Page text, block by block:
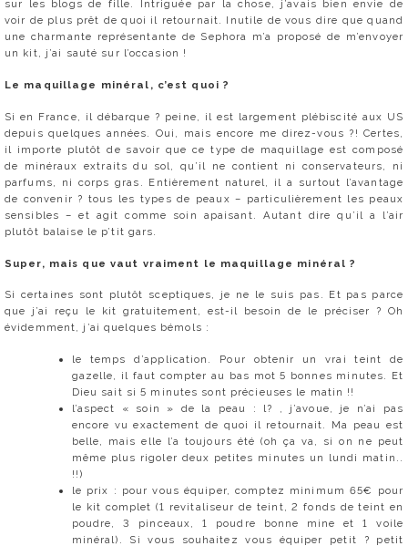
sur les blogs de fille. Intriguée par la chose, j’avais bien envie de
voir de plus prêt de quoi il retournait. Inutile de vous dire que quand
une charmante représentante de Sephora m’a proposé de m’envoyer
un kit, j’ai sauté sur l’occasion !
Le maquillage minéral, c’est quoi ?
Si en France, il débarque ? peine, il est largement plébiscité aux US
depuis quelques années. Oui, mais encore me direz-vous ?! Certes,
il importe plutôt de savoir que ce type de maquillage est composé
de minéraux extraits du sol, qu’il ne contient ni conservateurs, ni
parfums, ni corps gras. Entièrement naturel, il a surtout l’avantage
de convenir ? tous les types de peaux – particulièrement les peaux
sensibles – et agit comme soin apaisant. Autant dire qu’il a l’air
plutôt balaise le p’tit gars.
Super, mais que vaut vraiment le maquillage minéral ?
Si certaines sont plutôt sceptiques, je ne le suis pas. Et pas parce
que j’ai reçu le kit gratuitement, est-il besoin de le préciser ? Oh
évidemment, j’ai quelques bémols :
le temps d’application. Pour obtenir un vrai teint de
gazelle, il faut compter au bas mot 5 bonnes minutes. Et
Dieu sait si 5 minutes sont précieuses le matin !!
l’aspect « soin » de la peau : l? , j’avoue, je n’ai pas
encore vu exactement de quoi il retournait. Ma peau est
belle, mais elle l’a toujours été (oh ça va, si on ne peut
même plus rigoler deux petites minutes un lundi matin..
!!)
le prix : pour vous équiper, comptez minimum 65€ pour
le kit complet (1 revitaliseur de teint, 2 fonds de teint en
poudre, 3 pinceaux, 1 poudre bonne mine et 1 voile
minéral). Si vous souhaitez vous équiper petit ? petit